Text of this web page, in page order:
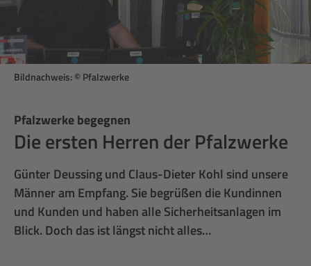
Pfalzwerke begegnen
Die ersten Herren der Pfalzwerke
Günter Deussing und Claus-Dieter Kohl sind unsere
Männer am Empfang. Sie begrüßen die Kundinnen
und Kunden und haben alle Sicherheitsanlagen im
Blick. Doch das ist längst nicht alles…
Bildnachweis: © Pfalzwerke